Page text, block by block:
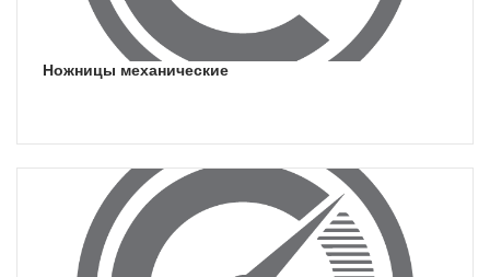
ножницы механические